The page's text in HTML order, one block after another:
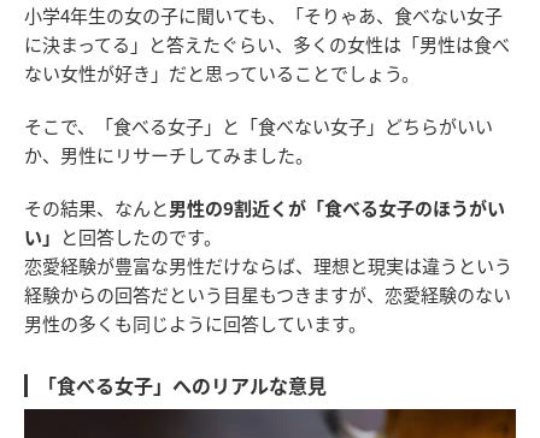
小学4年生の女の子に聞いても、「そりゃあ、食べない女子
に決まってる」と答えたぐらい、多くの女性は「男性は食べ
ない女性が好き」だと思っていることでしょう。
そこで、「食べる女子」と「食べない女子」どちらがいい
か、男性にリサーチしてみました。
その結果、なんと男性の9割近くが「食べる女子のほうがい
い」 と回答したのです。
恋愛経験が豊富な男性だけならば、理想と現実は違うという
経験からの回答だという目星もつきますが、恋愛経験のない
男性の多くも同じように回答しています。
「食べる女子」へのリアルな意見